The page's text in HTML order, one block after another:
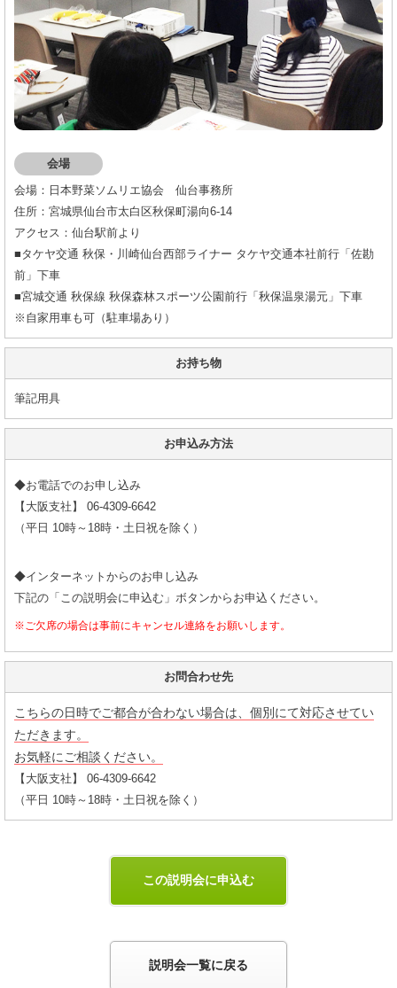
会場
会場：日本野菜ソムリエ協会 仙台事務所
住所：宮城県仙台市太白区秋保町湯向6-14
アクセス：仙台駅前より
■タケヤ交通 秋保・川崎仙台西部ライナー タケヤ交通本社前行「佐勘
前」下車
■宮城交通 秋保線 秋保森林スポーツ公園前行「秋保温泉湯元」下車
※自家用車も可（駐車場あり）
お持ち物
筆記用具
お申込み方法
◆お電話でのお申し込み
【大阪支社】 06-4309-6642
（平日 10時～18時・土日祝を除く）
◆インターネットからのお申し込み
下記の「この説明会に申込む」ボタンからお申込ください。
※ご欠席の場合は事前にキャンセル連絡をお願いします。
お問合わせ先
こちらの日時でご都合が合わない場合は、個別にて対応させてい
ただきます。
お気軽にご相談ください。
【大阪支社】 06-4309-6642
（平日 10時～18時・土日祝を除く）